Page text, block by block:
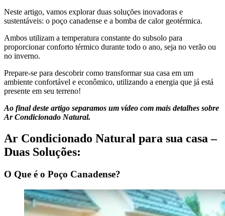
Neste artigo, vamos explorar duas soluções inovadoras e
sustentáveis: o poço canadense e a bomba de calor geotérmica.
Ambos utilizam a temperatura constante do subsolo para
proporcionar conforto térmico durante todo o ano, seja no verão ou
no inverno.
Prepare-se para descobrir como transformar sua casa em um
ambiente confortável e econômico, utilizando a energia que já está
presente em seu terreno!
Ao final deste artigo separamos um vídeo com mais detalhes sobre
Ar Condicionado Natural.
Ar Condicionado Natural para sua casa –
Duas Soluções:
O Que é o Poço Canadense?